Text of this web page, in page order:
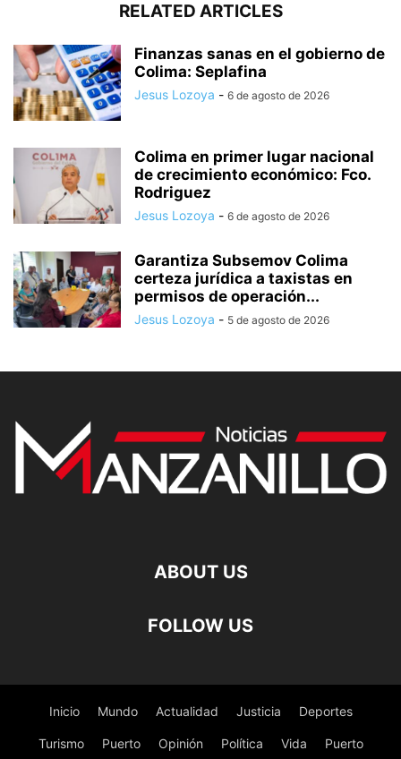
RELATED ARTICLES
Finanzas sanas en el gobierno de
Colima: Seplafina
Jesus Lozoya - 6 de agosto de 2026
Colima en primer lugar nacional
de crecimiento económico: Fco.
Rodriguez
Jesus Lozoya - 6 de agosto de 2026
Garantiza Subsemov Colima
certeza jurídica a taxistas en
permisos de operación...
Jesus Lozoya - 5 de agosto de 2026
ABOUT US
FOLLOW US
Inicio Mundo Actualidad Justicia Deportes
Turismo Puerto Opinión Política Vida Puerto